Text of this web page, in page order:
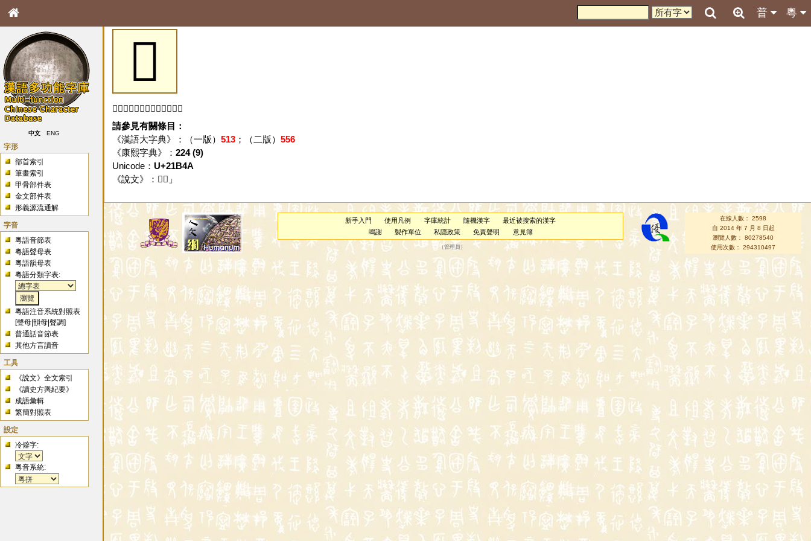
粵
普
中文 ENG
字形
部首索引
筆畫索引
甲骨部件表
金文部件表
形義源流通解
字音
粵語音節表
粵語聲母表
粵語韻母表
粵語分類字表:
粵語注音系統對照表
[聲母 |韻母 |聲調]
普通話音節表
其他方言讀音
工具
《說文》全文索引
《讀史方輿紀要》
成語彙輯
繁簡對照表
設定
冷僻字:
粵音系統:
𡭊
「𡭊」字未收錄於本資料庫。
請參見有關條目：
《漢語大字典》：（一版） 513；（二版） 556
《康熙字典》： 224 (9)
Unicode： U+21B4A
《說文》：「 𡭊 」
新手入門 使用凡例 字庫統計 隨機漢字
最近被搜索的漢字
鳴謝
製作單位 私隱政策 免責聲明 意見簿
（管理員 ）
在線人數： 2598
自 2014 年 7 月 8 日起
瀏覽人數： 80278540
使用次數： 294310497